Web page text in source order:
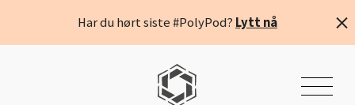
Har du hørt siste #PolyPod? Lytt nå